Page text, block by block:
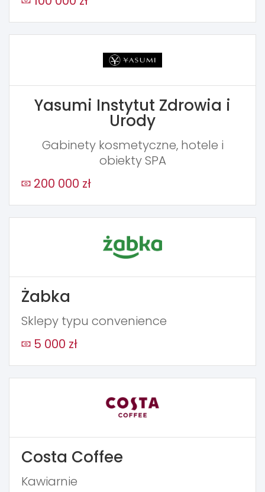
Yasumi Instytut Zdrowia i
Urody
Gabinety kosmetyczne, hotele i
obiekty SPA
200 000 zł
Żabka
Sklepy typu convenience
5 000 zł
Costa Coffee
Kawiarnie